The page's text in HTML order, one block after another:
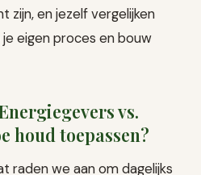
zijn, en jezelf vergelijken
eigen proces en bouw
vs.
houd toepassen?
raden we aan om dagelijks